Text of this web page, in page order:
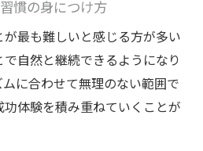
る健康的ボディメイク法
う毎日の変化体験
感する体調や気分の変化
活改善が生む毎日の発見
慣の身につけ方
最も難しいと感じる方が多い
自然と継続できるようになり
に合わせて無理のない範囲で
体験を積み重ねていくことが